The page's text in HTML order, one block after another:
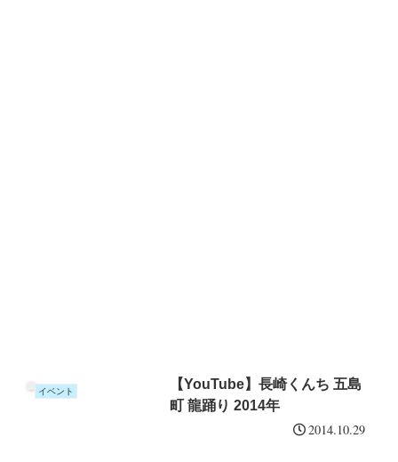
イベント
【YouTube】長崎くんち 五島
町 龍踊り 2014年
2014.10.29